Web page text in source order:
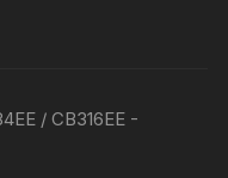
/ CB316EE -